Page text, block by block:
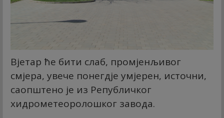
Вјетар ће бити слаб, промјенљивог
смјера, увече понегдје умјерен, источни,
саопштено је из Републичког
хидрометеоролошког завода.